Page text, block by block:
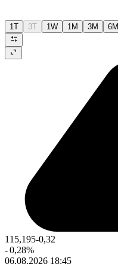
1T 3T 1W 1M 3M 6M
115,195-0,32
-0,28%
06.08.2026 18:45